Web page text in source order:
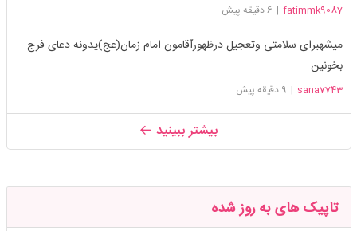
fatimmk9087
| 6 دقیقه پیش
ميشهبراى سلامتى وتعجيل درظهورآقامون امام زمان(عج)يدونه دعاى فرج
بخونين
sana7743
| 9 دقیقه پیش
بیشتر ببینید
تاپیک های به روز شده